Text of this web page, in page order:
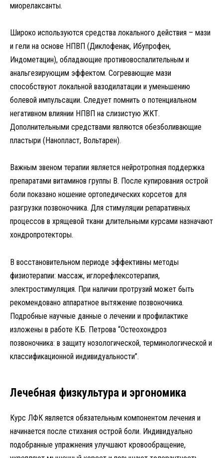
миорелаксанты.
Широко используются средства локального действия – мази
и гели на основе НПВП (Диклофенак, Ибупрофен,
Индометацин), обладающие противовоспалительным и
анальгезирующим эффектом. Согревающие мази
способствуют локальной вазодилатации и уменьшению
болевой импульсации. Следует помнить о потенциальном
негативном влиянии НПВП на слизистую ЖКТ.
Дополнительными средствами являются обезболивающие
пластыри (Нанопласт, Вольтарен).
Важным звеном терапии является нейротропная поддержка
препаратами витаминов группы В. После купирования острой
боли показано ношение ортопедических корсетов для
разгрузки позвоночника. Для стимуляции репаративных
процессов в хрящевой ткани длительными курсами назначают
хондропротекторы.
В восстановительном периоде эффективны методы
физиотерапии: массаж, иглорефлексотерапия,
электростимуляция. При наличии протрузий может быть
рекомендовано аппаратное вытяжение позвоночника.
Подробные научные данные о лечении и профилактике
изложены в работе К.Б. Петрова “Остеохондроз
позвоночника: в защиту нозологической, терминологической и
классификационной индивидуальности”.
Лечебная физкультура и эргономика
Курс ЛФК является обязательным компонентом лечения и
начинается после стихания острой боли. Индивидуально
подобранные упражнения улучшают кровообращение,